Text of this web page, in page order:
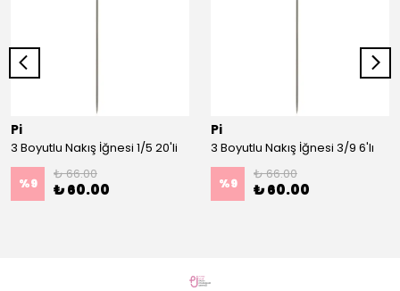
Pi
3 Boyutlu Nakış İğnesi 1/5 20'li
%9
₺ 66.00
₺ 60.00
Pi
3 Boyutlu Nakış İğnesi 3/9 6'lı
%9
₺ 66.00
₺ 60.00